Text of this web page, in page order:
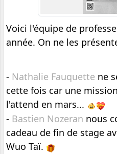
Voici l'équipe de
année. On ne les
- Nathalie Fauquette ne
cette fois car une
l'attend en mars...
- Bastien Nozeran nous
cadeau de fin de stage
Wuo Taï.